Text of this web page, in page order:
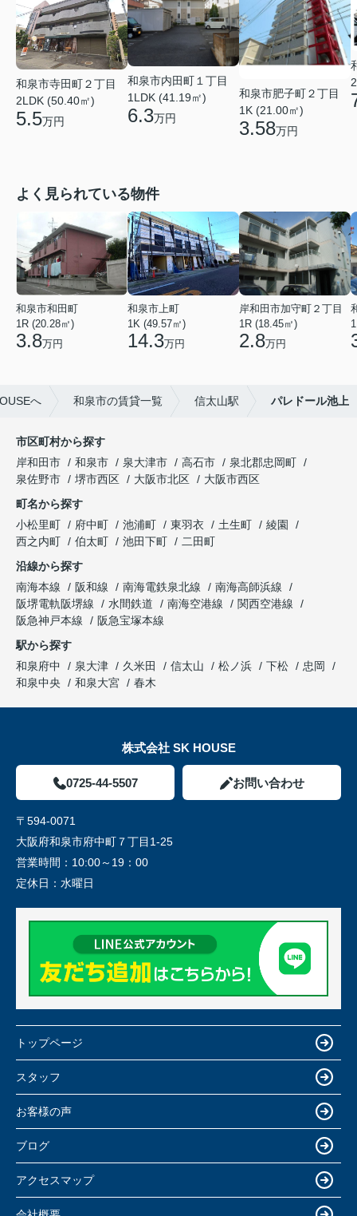
和泉市寺田町２丁目
2LDK (50.40㎡)
5.5万円
和泉市内田町１丁目
1LDK (41.19㎡)
6.3万円
和泉市肥子町２丁目
1K (21.00㎡)
3.58万円
よく見られている物件
和泉市和田町
1R (20.28㎡)
3.8万円
和泉市上町
1K (49.57㎡)
14.3万円
岸和田市加守町２丁目
1R (18.45㎡)
2.8万円
へ 和泉市の賃貸一覧 信太山駅 パレドール池上
市区町村から探す
岸和田市
和泉市 泉大津市 高石市
泉北郡忠岡町
泉佐野市
堺市西区 大阪市北区
大阪市西区
町名から探す
小松里町
府中町 池浦町 東羽衣 土生町
綾園
西之内町
伯太町 池田下町
二田町
沿線から探す
南海本線
阪和線 南海電鉄泉北線
南海高師浜線
阪堺電軌阪堺線
水間鉄道 南海空港線
関西空港線
阪急神戸本線
阪急宝塚本線
駅から探す
和泉府中
泉大津 久米田 信太山 松ノ浜 下松
忠岡
和泉中央
和泉大宮 春木
株式会社 SK HOUSE
0725-44-5507 お問い合わせ
〒594-0071
大阪府和泉市府中町７丁目1-25
営業時間： 10:00～19：00
定休日： 水曜日
トップページ
スタッフ
お客様の声
ブログ
アクセスマップ